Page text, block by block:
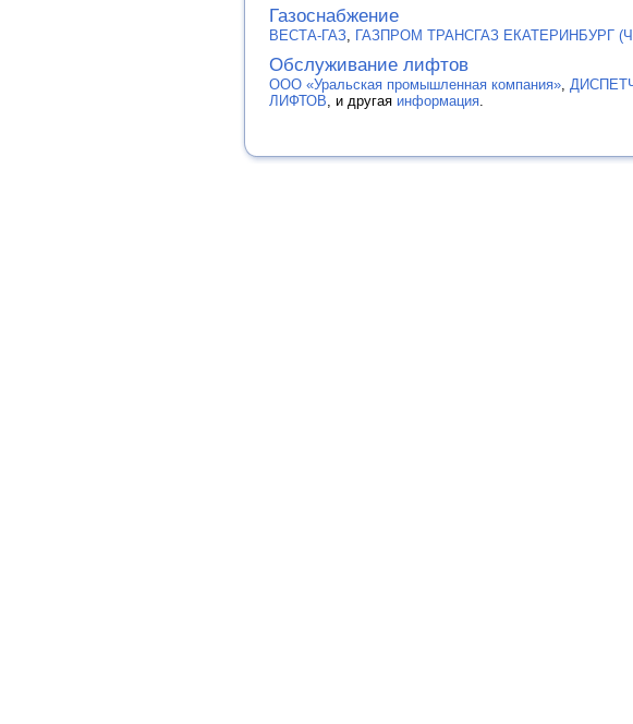
Газоснабжение
ВЕСТА-ГАЗ, ГАЗПРОМ ТРАНСГАЗ ЕКАТЕРИНБУРГ
Обслуживание лифтов
ООО «Уральская промышленная компания»,
ЛИФТОВ, и другая информация.